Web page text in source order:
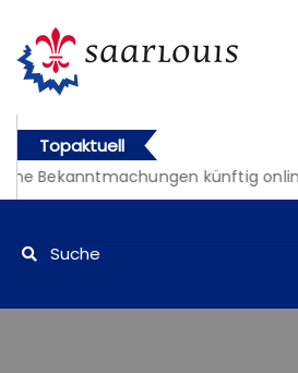
Topaktuell
Bekanntmachungen künftig